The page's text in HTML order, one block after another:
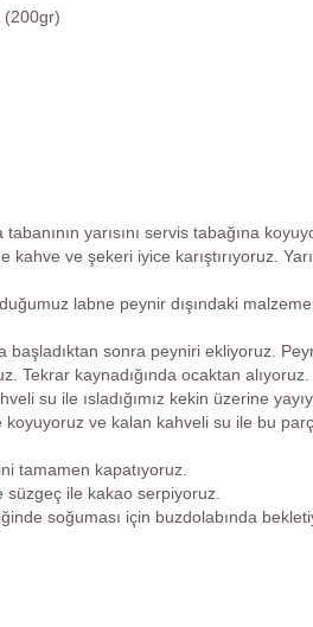
(200gr)
tabanının yarısını servis tabağına
kahve ve şekeri iyice karıştırıyoruz.
labne peynir dışındaki
başladıktan sonra peyniri ekliyoruz.
Tekrar kaynadığında ocaktan alıyoruz.
su ile ısladığımız kekin üzerine
koyuyoruz ve kalan kahveli su ile bu
tamamen kapatıyoruz.
ile kakao serpiyoruz.
soğuması için buzdolabında